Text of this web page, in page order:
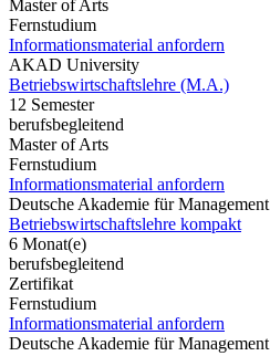
Master of Arts
Fernstudium
Informationsmaterial anfordern
AKAD University
Betriebswirtschaftslehre (M.A.)
12 Semester
berufsbegleitend
Master of Arts
Fernstudium
Informationsmaterial anfordern
Deutsche Akademie für Management
Betriebswirtschaftslehre kompakt
6 Monat(e)
berufsbegleitend
Zertifikat
Fernstudium
Informationsmaterial anfordern
Deutsche Akademie für Management